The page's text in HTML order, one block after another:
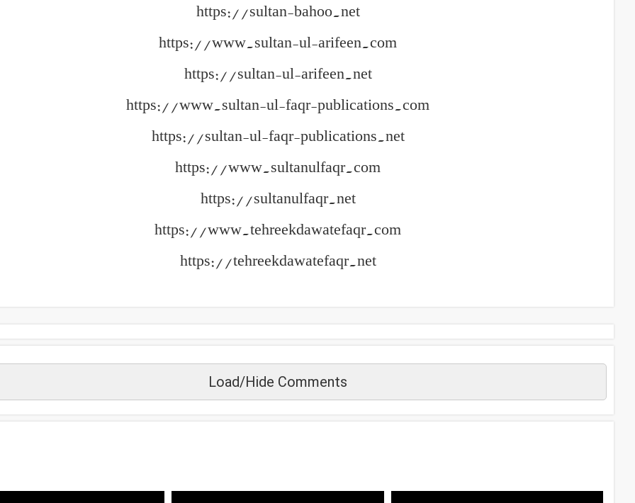
https://sultan-bahoo.net
https://www.sultan-ul-arifeen.com
https://sultan-ul-arifeen.net
https://www.sultan-ul-faqr-publications.com
https://sultan-ul-faqr-publications.net
https://www.sultanulfaqr.com
https://sultanulfaqr.net
https://www.tehreekdawatefaqr.com
https://tehreekdawatefaqr.net
Load/Hide Comments